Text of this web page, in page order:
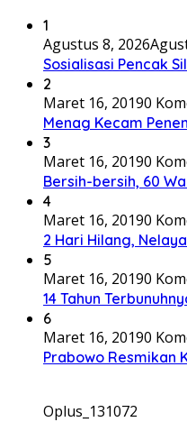
1
Agustus 8, 2026
Sosialisasi Pencak
2
Maret 16, 20190
Menag Kecam
3
Maret 16, 20190
Bersih-bersih, 60
4
Maret 16, 20190
2 Hari Hilang,
5
Maret 16, 20190
14 Tahun
6
Maret 16, 20190
Prabowo Resmikan
Oplus_131072